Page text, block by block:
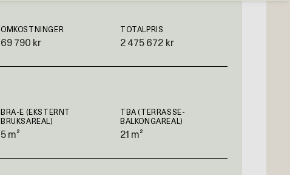
OMKOSTNINGER
69 790 kr
TOTALPRIS
2 475 672 kr
BRA-E (EKSTERNT
BRUKSAREAL)
5 m²
TBA (TERRASSE-
BALKONGAREAL)
21 m²